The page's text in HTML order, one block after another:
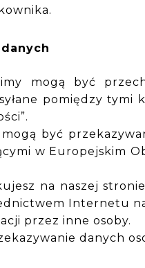
mogą być
pomiędzy
być
w Europejskim
na naszej
Internetu
przez inne osoby.
danych